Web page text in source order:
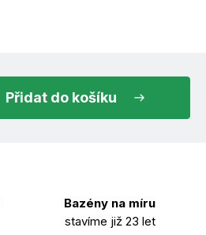
do košíku
Bazény na míru
stavíme již 23 let